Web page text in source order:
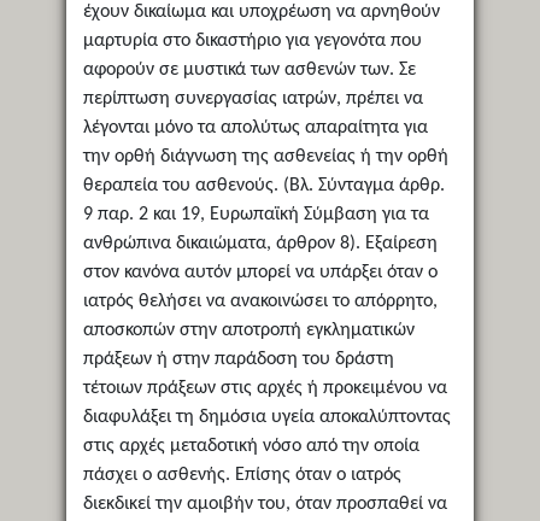
έχουν δικαίωμα και υποχρέωση να αρνηθούν
μαρτυρία στο δικαστήριο για γεγονότα που
αφορούν σε μυστικά των ασθενών των. Σε
περίπτωση συνεργασίας ιατρών, πρέπει να
λέγονται μόνο τα απολύτως απαραίτητα για
την ορθή διάγνωση της ασθενείας ή την ορθή
θεραπεία του ασθενούς. (Βλ. Σύνταγμα άρθρ.
9 παρ. 2 και 19, Ευρωπαϊκή Σύμβαση για τα
ανθρώπινα δικαιώματα, άρθρον 8). Εξαίρεση
στον κανόνα αυτόν μπορεί να υπάρξει όταν ο
ιατρός θελήσει να ανακοινώσει το απόρρητο,
αποσκοπών στην αποτροπή εγκληματικών
πράξεων ή στην παράδοση του δράστη
τέτοιων πράξεων στις αρχές ή προκειμένου να
διαφυλάξει τη δημόσια υγεία αποκαλύπτοντας
στις αρχές μεταδοτική νόσο από την οποία
πάσχει ο ασθενής. Επίσης όταν ο ιατρός
διεκδικεί την αμοιβήν του, όταν προσπαθεί να